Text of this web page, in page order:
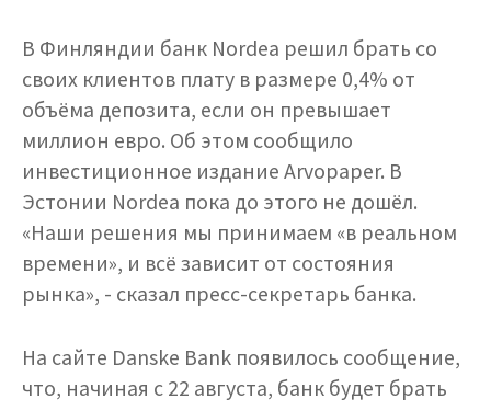
В Финляндии банк Nordea решил брать со
своих клиентов плату в размере 0,4% от
объёма депозита, если он превышает
миллион евро. Об этом сообщило
инвестиционное издание Arvopaper. В
Эстонии Nordea пока до этого не дошёл.
«Наши решения мы принимаем «в реальном
времени», и всё зависит от состояния
рынка», - сказал пресс-секретарь банка.
На сайте Danske Bank появилось сообщение,
что, начиная с 22 августа, банк будет брать